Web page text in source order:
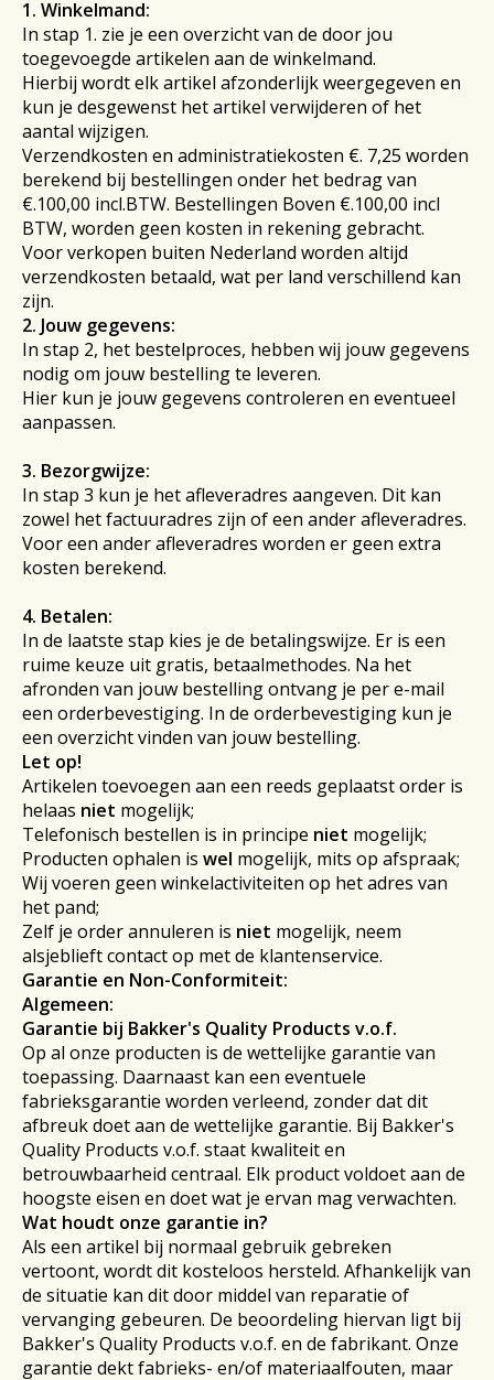
1. Winkelmand:
In stap 1. zie je een overzicht van de door jou
toegevoegde artikelen aan de winkelmand.
Hierbij wordt elk artikel afzonderlijk weergegeven en
kun je desgewenst het artikel verwijderen of het
aantal wijzigen.
Verzendkosten en administratiekosten €. 7,25 worden
berekend bij bestellingen onder het bedrag van
€.100,00 incl.BTW. Bestellingen Boven €.100,00 incl
BTW, worden geen kosten in rekening gebracht.
Voor verkopen buiten Nederland worden altijd
verzendkosten betaald, wat per land verschillend kan
zijn.
2. Jouw gegevens:
In stap 2, het bestelproces, hebben wij jouw gegevens
nodig om jouw bestelling te leveren.
Hier kun je jouw gegevens controleren en eventueel
aanpassen.
3. Bezorgwijze:
In stap 3 kun je het afleveradres aangeven. Dit kan
zowel het factuuradres zijn of een ander afleveradres.
Voor een ander afleveradres worden er geen extra
kosten berekend.
4. Betalen:
In de laatste stap kies je de betalingswijze. Er is een
ruime keuze uit gratis, betaalmethodes. Na het
afronden van jouw bestelling ontvang je per e-mail
een orderbevestiging. In de orderbevestiging kun je
een overzicht vinden van jouw bestelling.
Let op!
Artikelen toevoegen aan een reeds geplaatst order is
helaas niet mogelijk;
Telefonisch bestellen is in principe niet mogelijk;
Producten ophalen is wel mogelijk, mits op afspraak;
Wij voeren geen winkelactiviteiten op het adres van
het pand;
Zelf je order annuleren is niet mogelijk, neem
alsjeblieft contact op met de klantenservice.
Garantie en Non-Conformiteit:
Algemeen:
Garantie bij Bakker's Quality Products v.o.f.
Op al onze producten is de wettelijke garantie van
toepassing. Daarnaast kan een eventuele
fabrieksgarantie worden verleend, zonder dat dit
afbreuk doet aan de wettelijke garantie. Bij Bakker's
Quality Products v.o.f. staat kwaliteit en
betrouwbaarheid centraal. Elk product voldoet aan de
hoogste eisen en doet wat je ervan mag verwachten.
Wat houdt onze garantie in?
Als een artikel bij normaal gebruik gebreken
vertoont, wordt dit kosteloos hersteld. Afhankelijk van
de situatie kan dit door middel van reparatie of
vervanging gebeuren. De beoordeling hiervan ligt bij
Bakker's Quality Products v.o.f. en de fabrikant. Onze
garantie dekt fabrieks- en/of materiaalfouten, maar